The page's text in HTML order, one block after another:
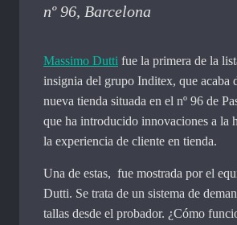
nº 96, Barcelona
Massimo Dutti fue la primera de la
insignia del grupo Inditex, que acaba
nueva tienda situada en el nº 96 de
que ha introducido innovaciones a la
la experiencia de cliente en tienda.
Una de estas, fue mostrada por el
Dutti. Se trata de un sistema de
tallas desde el probador. ¿Cómo